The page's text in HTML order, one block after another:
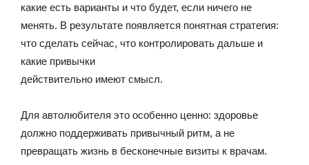
какие есть варианты и что будет, если ничего не
менять. В результате появляется понятная стратегия:
что сделать сейчас, что контролировать дальше и
какие привычки
действительно имеют смысл.
Для автолюбителя это особенно ценно: здоровье
должно поддерживать привычный ритм, а не
превращать жизнь в бесконечные визиты к врачам.